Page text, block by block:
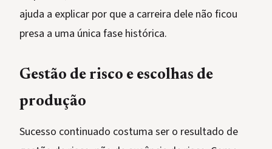
ajuda a explicar por que a carreira dele não ficou
presa a uma única fase histórica.
Gestão de risco e escolhas de
produção
Sucesso continuado costuma ser o resultado de